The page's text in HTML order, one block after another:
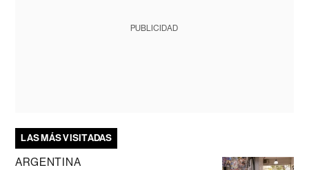
PUBLICIDAD
LAS MÁS VISITADAS
ARGENTINA